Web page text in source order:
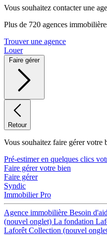
Vous souhaitez contacter une
Plus de 720 agences
Trouver une agence
Louer
Faire gérer
Retour
Vous souhaitez faire gérer votre
Pré-estimer en quelques clics
Faire gérer votre bien
Faire gérer
Syndic
Immobilier Pro
Agence immobilière Besoin
(nouvel onglet) La fondation
Laforêt Collection (nouvel